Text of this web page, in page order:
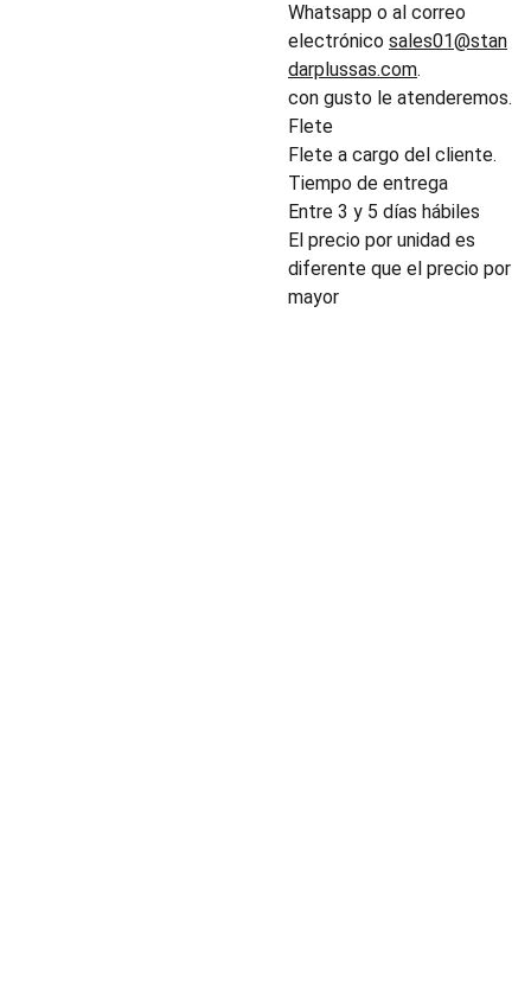
Whatsapp o al correo
electrónico sales01@stan
darplussas.com.
con gusto le atenderemos.
Flete
Flete a cargo del cliente.
Tiempo de entrega
Entre 3 y 5 días hábiles
El precio por unidad es
diferente que el precio por
mayor